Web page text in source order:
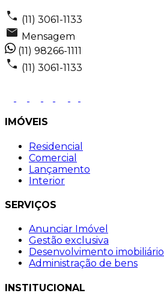
(11) 3061-1133
Mensagem
(11) 98266-1111
(11) 3061-1133
IMÓVEIS
Residencial
Comercial
Lançamento
Interior
SERVIÇOS
Anunciar Imóvel
Gestão exclusiva
Desenvolvimento imobiliário
Administração de bens
INSTITUCIONAL